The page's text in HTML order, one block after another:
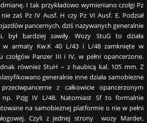
I tak przykładowo wymieniano czołgi Pz
zaś Pz IV Ausf. H czy Pz VI Ausf. E. Podział
pancernych, dziś nazywanych generalnie
był bardziej zawiły. Wozy StuG to działa
w armaty Kw.K 40 L/43 i L/48 zamknięte w
czołgów Panzer III i IV, w pełni opancerzone.
również StuH – z haubicą kal. 105 mm. Z
generalnie inne działa samobieżne
z całkowicie opancerzonym
np. PzJg IV L/48. Natomiast Sf to formalnie
na samobieżnej platformie o nie w pełni
Czyli z jednej strony wozy Marder,